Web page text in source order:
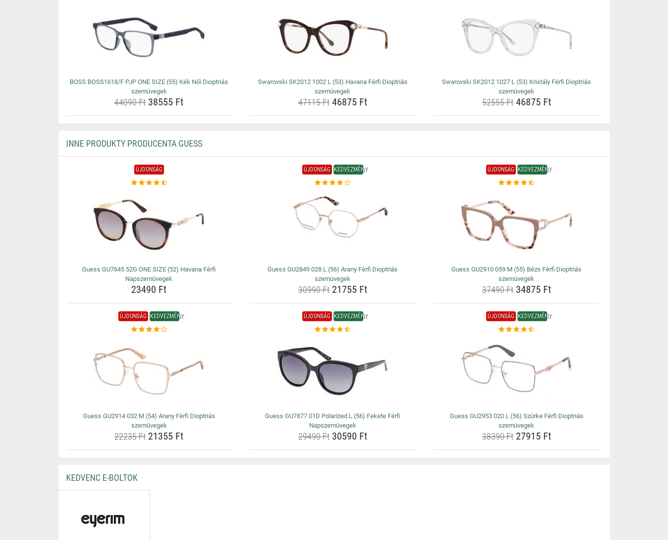
BOSS BOSS1618/F PJP ONE SIZE (55) Kék Női Dioptriás
szemüvegek
44090 Ft38555 Ft
Swarovski SK2012 1002 L (53) Havana Férfi Dioptriás
szemüvegek
47115 Ft46875 Ft
Swarovski SK2012 1027 L (53) Kristály Férfi Dioptriás
szemüvegek
52555 Ft46875 Ft
INNE PRODUKTY PRODUCENTA GUESS
ÚJDONSÁG
Guess GU7645 52G ONE SIZE (52) Havana Férfi
Napszemüvegek
23490 Ft
ÚJDONSÁG KEDVEZMÉNY
Guess GU2849 028 L (56) Arany Férfi Dioptriás
szemüvegek
30990 Ft21755 Ft
ÚJDONSÁG KEDVEZMÉNY
Guess GU2910 059 M (55) Bézs Férfi Dioptriás
szemüvegek
37490 Ft34875 Ft
ÚJDONSÁG KEDVEZMÉNY
Guess GU2914 032 M (54) Arany Férfi Dioptriás
szemüvegek
22235 Ft21355 Ft
ÚJDONSÁG KEDVEZMÉNY
Guess GU7877 01D Polarized L (56) Fekete Férfi
Napszemüvegek
29490 Ft30590 Ft
ÚJDONSÁG KEDVEZMÉNY
Guess GU2953 020 L (56) Szürke Férfi Dioptriás
szemüvegek
38390 Ft27915 Ft
KEDVENC E-BOLTOK